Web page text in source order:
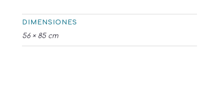
DIMENSIONES
56 × 85 cm